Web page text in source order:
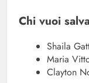
Chi vuoi
Shaila
Maria
Clayton